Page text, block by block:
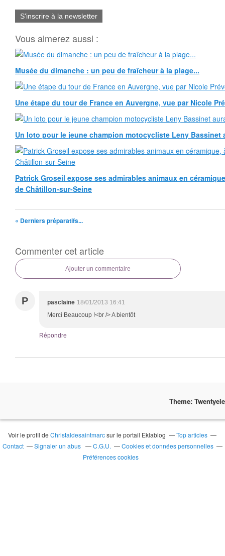
S'inscrire à la newsletter
Vous aimerez aussi :
Musée du dimanche : un peu de fraîcheur à la plage...
Une étape du tour de France en Auvergne, vue par Nicole
Un loto pour le jeune champion motocycliste Leny Bassinet
Patrick Groseil expose ses admirables animaux en
de Châtillon-sur-Seine
« Derniers préparatifs...
Commenter cet article
Ajouter un commentaire
P pasclaine 18/01/2013 16:41
Merci Beaucoup !<br /> A bientôt
Répondre
Theme:
Voir le profil deChristaldesaintmarcsur le portail Eklablog
Top articles
Contact
Signaler un abus C.G.U.
Cookies et données personnelles
Préférences cookies